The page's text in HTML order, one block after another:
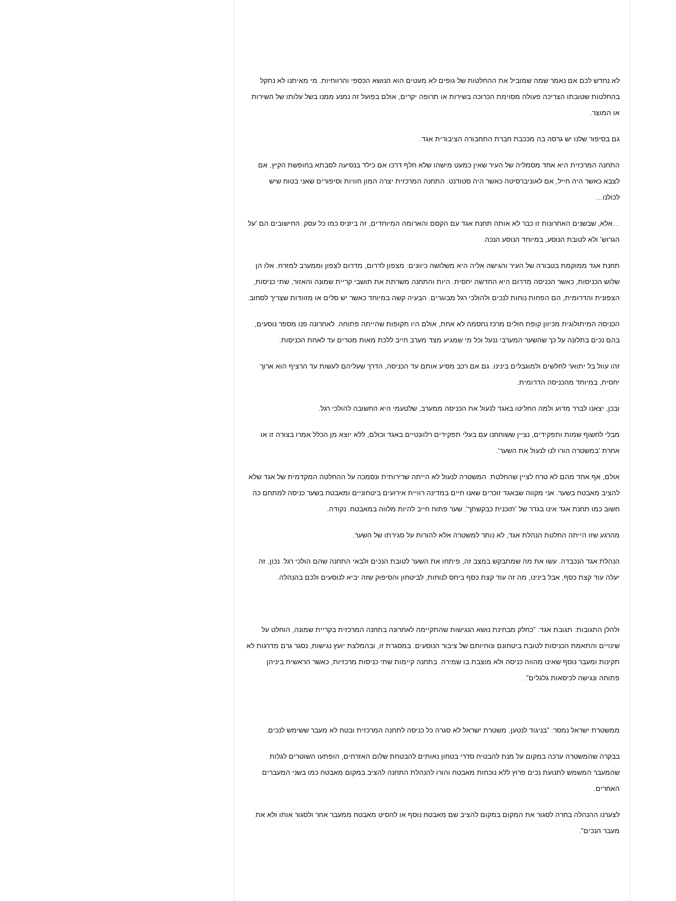
לא נחדש לכם אם נאמר שמה שמוביל את ההחלטות של גופים לא מעטים הוא הנושא הכספי והרווחיות. מי מאיתנו לא נתקל
בהחלטות שטובתו הצריכה פעולה מסוימת הכרוכה בשירות או תרופה יקרים, אולם בפועל זה נמנע ממנו בשל עלותו של השירות
או המוצר.
גם בסיפור שלנו יש גרסה בה מככבת חברת התחבורה הציבורית אגד.
התחנה המרכזית היא אחד מסמליה של העיר שאין כמעט מישהו שלא חלף דרכו אם כילד בנסיעה לסבתא בחופשת הקיץ, אם
לצבא כאשר היה חייל, אם לאוניברסיטה כאשר היה סטודנט. התחנה המרכזית יצרה המון חוויות וסיפורים שאני בטוח שיש
לכולנו…
…אלא, שבשנים האחרונות זו כבר לא אותה תחנת אגד עם הקסם והארומה המיוחדים, זה ביזניס כמו כל עסק. החישובים הם 'על
הגרוש' ולא לטובת הנוסע, במיוחד הנוסע הנכה.
תחנת אגד ממוקמת בטבורה של העיר והגישה אליה היא משלושה כיוונים: מצפון לדרום, מדרום לצפון וממערב למזרח. אלו הן
שלוש הכניסות, כאשר הכניסה מדרום היא החדשה יחסית. היות והתחנה משרתת את תושבי קריית שמונה והאזור, שתי כניסות,
הצפונית והדרומית, הם הפחות נוחות לנכים ולהולכי רגל מבוגרים. הבעיה קשה במיוחד כאשר יש סלים או מזוודות שצריך לסחוב.
הכניסה המיתולוגית מכיוון קופת חולים מרכז נחסמה לא אחת, אולם היו תקופות שהייתה פתוחה. לאחרונה פנו מספר נוסעים,
בהם נכים בתלונה על כך שהשער המערבי ננעל וכל מי שמגיע מצד מערב חייב ללכת מאות מטרים עד לאחת הכניסות.
זהו עוול בל יתואר לחלשים ולמוגבלים בינינו. גם אם רכב מסיע אותם עד הכניסה, הדרך שעליהם לעשות עד הרציף הוא ארוך
יחסית, במיוחד מהכניסה הדרומית.
ובכן, יצאנו לברר מדוע ולמה החליטו באגד לנעול את הכניסה ממערב, שלטעמי היא החשובה להולכי רגל.
מבלי לחשוף שמות ותפקידים, נציין ששוחחנו עם בעלי תפקידים רלוונטיים באגד וכולם, ללא יוצא מן הכלל אמרו בצורה זו או
אחרת 'במשטרה הורו לנו לנעול את השער'.
אולם, אף אחד מהם לא טרח לציין שהחלטת המשטרה לנעול לא הייתה שרירותית ונסמכה על ההחלטה המקדמית של אגד שלא
להציב מאבטח בשער. אני מקווה שבאגד זוכרים שאנו חיים במדינה רוויית אירועים ביטחוניים ומאבטח בשער כניסה למתחם כה
חשוב כמו תחנת אגד אינו בגדר של 'תוכנית כבקשתך'. שער פתוח חייב להיות מלווה במאבטח. נקודה.
מהרגע שזו הייתה החלטת הנהלת אגד, לא נותר למשטרה אלא להורות על סגירתו של השער.
הנהלת אגד הנכבדה. עשו את מה שמתבקש במצב זה, פיתחו את השער לטובת הנכים ולבאי התחנה שהם הולכי רגל. נכון, זה
יעלה עוד קצת כסף, אבל בינינו, מה זה עוד קצת כסף ביחס לנוחות, לביטחון והסיפוק שזה יביא לנוסעים ולכם בהנהלה.
ולהלן התגובות: תגובת אגד: "כחלק מבחינת נושא הנגישות שהתקיימה לאחרונה בתחנה המרכזית בקריית שמונה, הוחלט על
שינויים והתאמת הכניסות לטובת ביטחונם ונוחיותם של ציבור הנוסעים. במסגרת זו, ובהמלצת יועץ נגישות, נסגר גרם מדרגות לא
תקינות ומעבר נוסף שאינו מהווה כניסה ולא מוצבת בו שמירה. בתחנה קיימות שתי כניסות מרכזיות, כאשר הראשית ביניהן
פתוחה ונגישה לכיסאות גלגלים".
ממשטרת ישראל נמסר: "בניגוד לנטען, משטרת ישראל לא סגרה כל כניסה לתחנה המרכזית ובטח לא מעבר ששימש לנכים.
בבקרה שהמשטרה ערכה במקום על מנת להבטיח סדרי בטחון נאותים להבטחת שלום האזרחים, הופתעו השוטרים לגלות
שהמעבר המשמש לתנועת נכים פרוץ ללא נוכחות מאבטח והורו להנהלת התחנה להציב במקום מאבטח כמו בשני המעברים
האחרים.
לצערנו ההנהלה בחרה לסגור את המקום במקום להציב שם מאבטח נוסף או להסיט מאבטח ממעבר אחר ולסגור אותו ולא את
מעבר הנכים".